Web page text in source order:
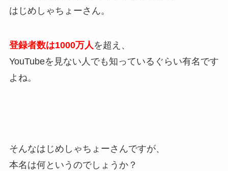
はじめしゃちょーさん。
登録者数は1000万人 を超え、
YouTubeを見ない人でも知っているぐらい有名です
よね。
そんなはじめしゃちょーさんですが、
本名は何というのでしょうか？